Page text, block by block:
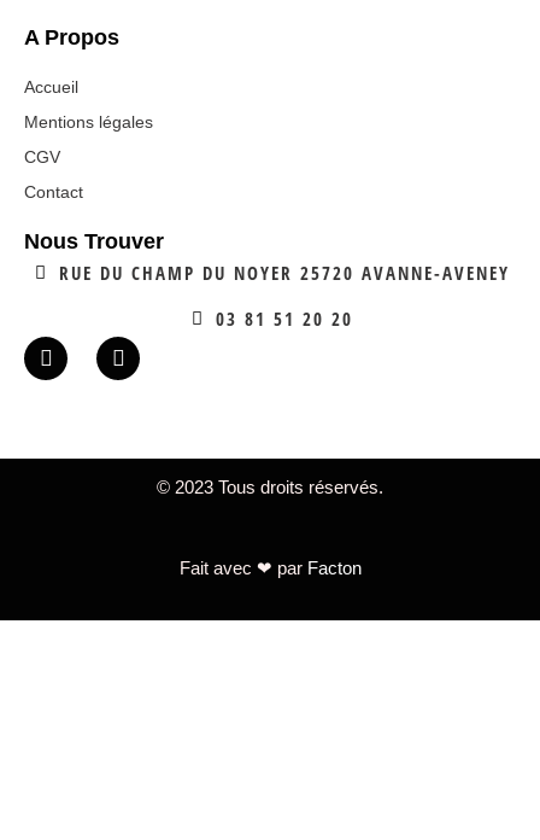
A Propos
Accueil
Mentions légales
CGV
Contact
Nous Trouver
RUE DU CHAMP DU NOYER 25720 AVANNE-AVENEY
03 81 51 20 20
© 2023 Tous droits réservés.
Fait avec ❤ par Facton